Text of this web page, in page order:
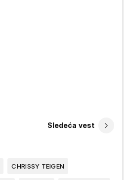
Sledeća vest
CHRISSY TEIGEN